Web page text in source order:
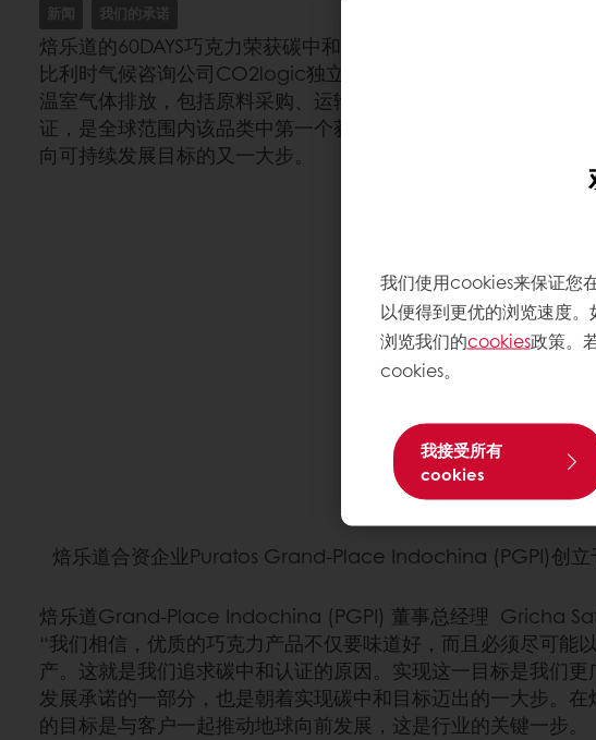
新闻 我们的承诺
焙乐道的60DAYS巧克力荣获碳中和认证（Carbon Neutral
比利时气候咨询公司CO2logic独立评估了60DAYS巧克力生产
温室气体排放，包括原料采购、运输、制造和包装过程中的能
证，是全球范围内该品类中第一个获得这项认可的产品；同时
向可持续发展目标的又一大步。
焙乐道合资企业Puratos Grand-Place Indochina (PGPI)创立
焙乐道Grand-Place Indochina (PGPI) 董事总经理 Gricha
“我们相信，优质的巧克力产品不仅要味道好，而且必须尽可能
产。这就是我们追求碳中和认证的原因。实现这一目标是我们更
发展承诺的一部分，也是朝着实现碳中和目标迈出的一大步。在
的目标是与客户一起推动地球向前发展，这是行业的关键一步。
我们使用cookies来保证您
以便得到更优的浏览速度
浏览我们的cookies政策。
cookies。
我接受所有
cookies